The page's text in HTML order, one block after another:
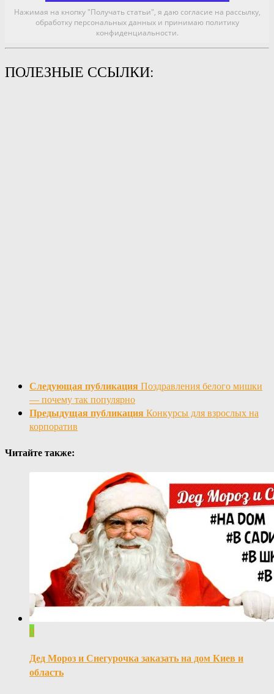
Нажимая на кнопку "Получать статьи", я даю согласие на рассылку,
обработку персональных данных и принимаю политику
конфиденциальности.
ПОЛЕЗНЫЕ ССЫЛКИ:
Следующая публикацияПоздравления белого мишки
— почему так популярно
Предыдущая публикацияКонкурсы для взрослых на
корпоратив
Читайте также:
0
Дед Мороз и Снегурочка заказать на дом Киев и
область